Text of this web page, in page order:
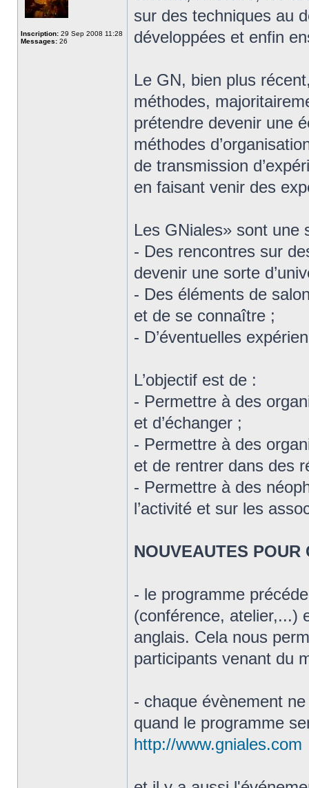
Inscription: 29 Sep 2008 11:28
Messages: 26
sur des techniques au
développées et enfin
Le GN, bien plus
méthodes,
prétendre devenir une
méthodes
de transmission
en faisant venir des
Les GNiales» sont une
- Des rencontres sur
devenir une sorte
- Des éléments de
et de se connaître ;
- D’éventuelles
L’objectif est de :
- Permettre à des
et d’échanger ;
- Permettre à des
et de rentrer dans des
- Permettre à des
l’activité et sur les
NOUVEAUTES
- le programme
(conférence, atelier,...)
anglais. Cela nous
participants venant du
- chaque évènement
quand le programme
http://www.gniales.com